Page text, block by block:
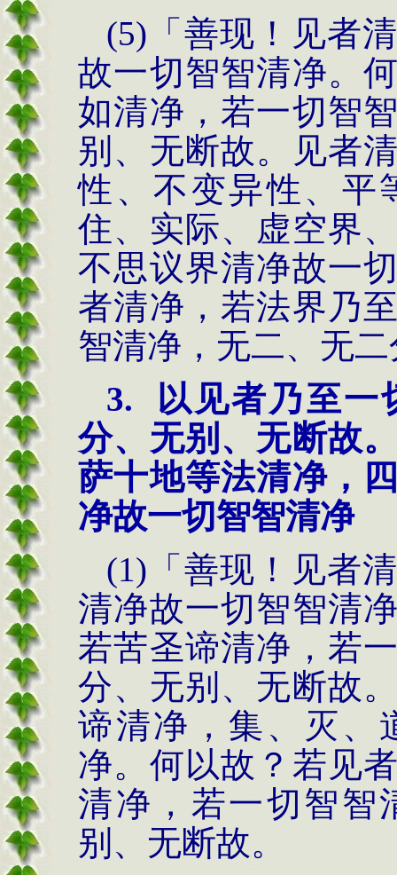
(5) 「善现！见者
故一切智智清净。
如清净，若一切智
别、无断故。见者
性、不变异性、平
住、实际、虚空界
不思议界清净故一
者清净，若法界乃
智清净，无二、无
3. 以见者乃至一
分、无别、无断故
萨十地等法清净，
净故一切智智清净
(1) 「善现！
见者
清净故一切智智清
若苦圣谛清净，若
分、无别、 无断故
谛清净，集、灭、
净。何以故？若见
清净，若一切智智
别、无断故。